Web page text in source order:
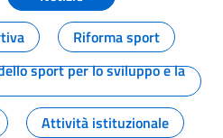
Riforma sport
sport per lo sviluppo e la
Attività istituzionale